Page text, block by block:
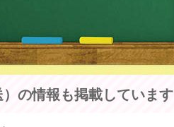
の情報も掲載しています